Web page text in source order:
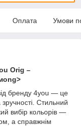
Оплата Умови
Orig –
бренду 4you — це
Стильний
вибір кольорів —
а справжнім